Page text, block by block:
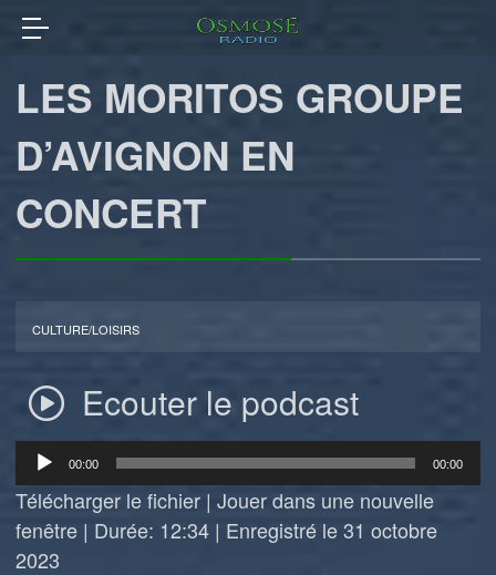
LES MORITOS GROUPE
D’AVIGNON EN
CONCERT
CULTURE/LOISIRS
Ecouter le podcast
Lecteur
audio
00:00 00:00
Télécharger le fichier |Jouer dans une nouvelle
fenêtre | Durée: 12:34 | Enregistré le 31 octobre
2023